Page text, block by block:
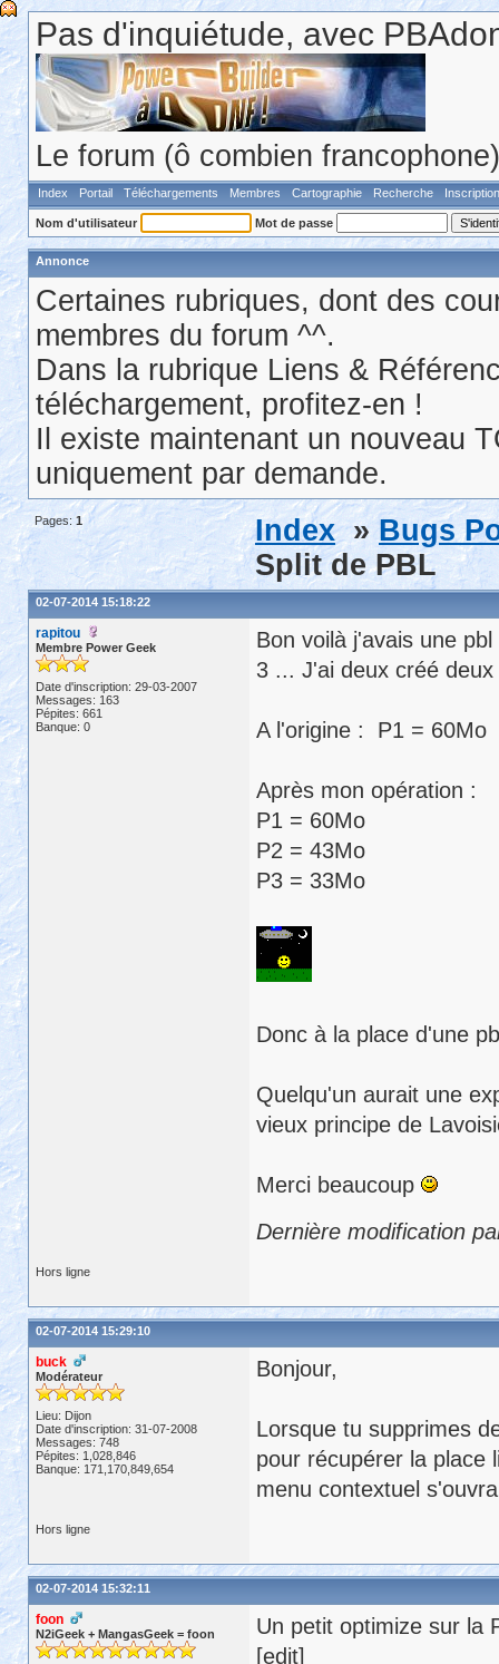
Pas d'inquiétude, avec
Le forum (ô combien
Index Portail Téléchargements Membres Cartographie Recherche Inscription
Nom d'utilisateur Mot de passe
Annonce
Certaines rubriques, dont des
membres du forum ^^.
Dans la rubrique Liens &
téléchargement, profitez-en !
Il existe maintenant un nouveau
uniquement par demande.
Pages: 1 Index »Bugs
Split de PBL
02-07-2014 15:18:22
rapitou
Membre Power Geek
Date d'inscription: 29-03-2007
Messages: 163
Pépites: 661
Banque: 0
Bon voilà j'avais une
3 ... J'ai deux créé
A l'origine : P1 = 60Mo
Après mon opération :
P1 = 60Mo
P2 = 43Mo
P3 = 33Mo
Donc à la place d'une
Quelqu'un aurait une
vieux principe de
Merci beaucoup
Dernière modification
Hors ligne
02-07-2014 15:29:10
buck
Modérateur
Lieu: Dijon
Date d'inscription: 31-07-2008
Messages: 748
Pépites: 1,028,846
Banque: 171,170,849,654
Bonjour,
Lorsque tu supprimes
pour récupérer la place
menu contextuel
Hors ligne
02-07-2014 15:32:11
foon
N2iGeek + MangasGeek = foon
Un petit optimize sur la
[edit]